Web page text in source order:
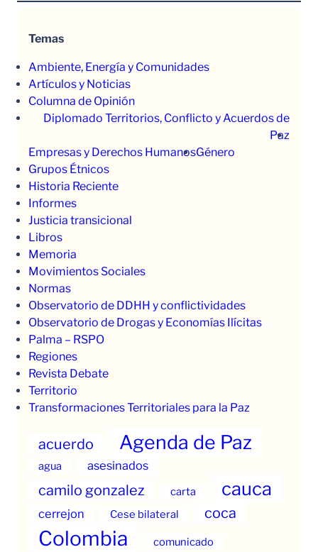
Temas
Ambiente, Energía y Comunidades
Artículos y Noticias
Columna de Opinión
Diplomado Territorios, Conflicto y Acuerdos de
Paz
Empresas y Derechos HumanosGénero
Grupos Étnicos
Historia Reciente
Informes
Justicia transicional
Libros
Memoria
Movimientos Sociales
Normas
Observatorio de DDHH y conflictividades
Observatorio de Drogas y Economías Ilícitas
Palma – RSPO
Regiones
Revista Debate
Territorio
Transformaciones Territoriales para la Paz
acuerdo Agenda de Paz
agua asesinados
camilo gonzalez carta cauca
cerrejon Cese bilateral coca
Colombia comunicado